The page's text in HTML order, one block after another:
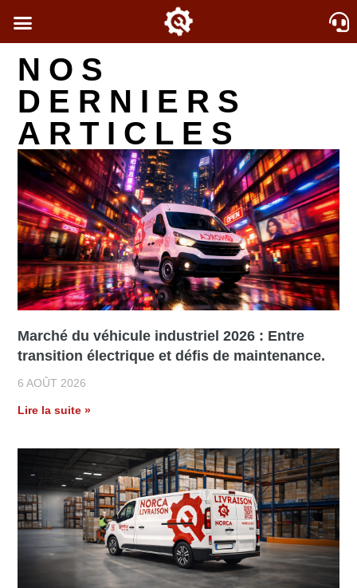
NOS
DERNIERS
ARTICLES
Marché du véhicule industriel 2026 : Entre
transition électrique et défis de maintenance.
6 AOÛT 2026
Lire la suite »